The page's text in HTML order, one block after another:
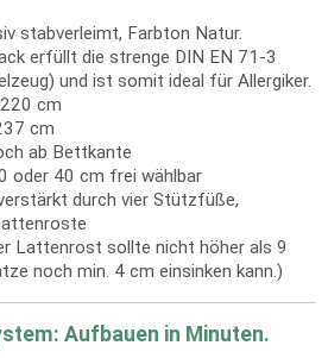
stabverleimt, Farbton Natur.
erfüllt die strenge DIN EN 71-3
und ist somit ideal für Allergiker.
cm
cm
ab Bettkante
oder 40 cm frei wählbar
durch vier Stützfüße,
Lattenrost sollte nicht höher als 9
noch min. 4 cm einsinken kann.)
Aufbauen in Minuten.